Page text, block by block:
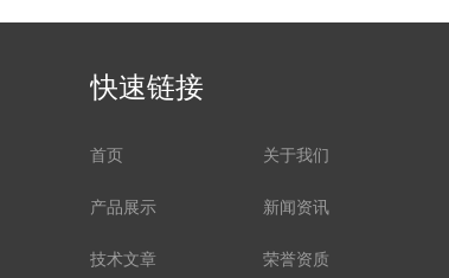
快速链接
首页 关于我们
产品展示 新闻资讯
技术文章 荣誉资质